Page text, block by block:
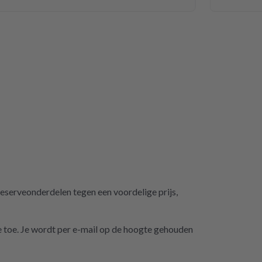
tegen een voordelige prijs,
Je wordt per e-mail op de hoogte gehouden